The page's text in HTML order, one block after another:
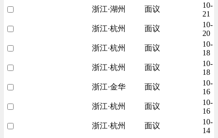
浙江·湖州
面议
10-
21
浙江·杭州
面议
10-
20
浙江·杭州
面议
10-
18
浙江·杭州
面议
10-
18
浙江·金华
面议
10-
16
浙江·杭州
面议
10-
16
浙江·杭州
面议
10-
14